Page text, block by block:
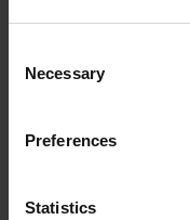
Selection
Necessary
Preferences
Statistics
Max. Abtastfrequenz